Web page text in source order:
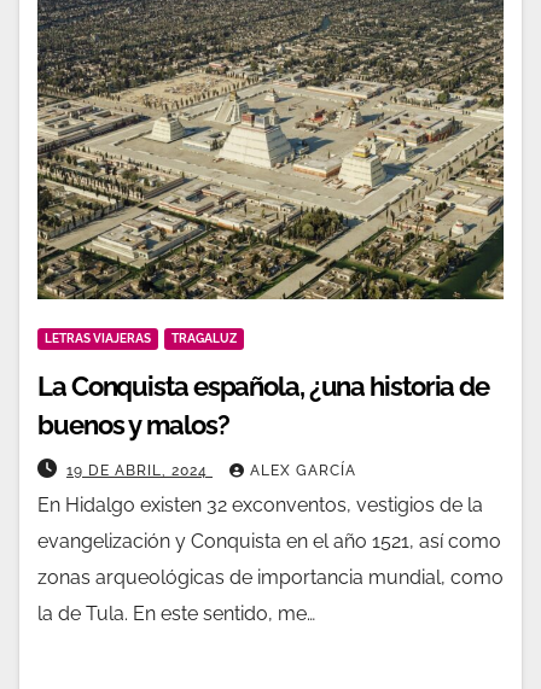
LETRAS VIAJERAS TRAGALUZ
La Conquista española, ¿una historia de
buenos y malos?
19 DE ABRIL, 2024 ALEX GARCÍA
En Hidalgo existen 32 exconventos, vestigios de la
evangelización y Conquista en el año 1521, así como
zonas arqueológicas de importancia mundial, como
la de Tula. En este sentido, me…